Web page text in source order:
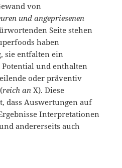
von
und angepriesenen
Seite stehen
haben
sie entfalten ein
Potential und enthalten
oder präventiv
reich an X). Diese
dass Auswertungen auf
Interpretationen
andererseits auch